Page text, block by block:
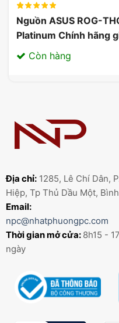
Nguồn ASUS ROG-
Platinum Chính hãng
Còn hàng
Địa chỉ: 1285, Lê Chí Dân,
Hiệp, Tp Thủ Dầu Một,
Email:
npc@nhatphuongpc.com
Thời gian mở cửa: 8h15 -
ngày